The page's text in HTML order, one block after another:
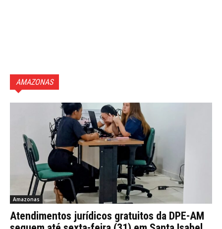
AMAZONAS
Amazonas
Atendimentos jurídicos gratuitos da DPE-AM